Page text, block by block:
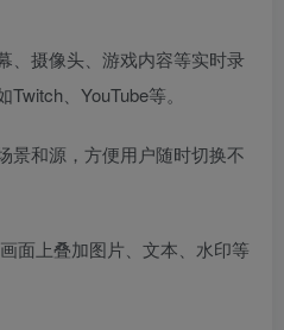
、摄像头、游戏内容等实时录
、YouTube等。
景和源，方便用户随时切换不
面上叠加图片、文本、水印等